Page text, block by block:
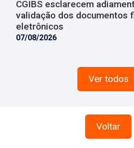
CGIBS esclarecem
validação dos documentos
eletrônicos
07/08/2026
Ver todos
Voltar